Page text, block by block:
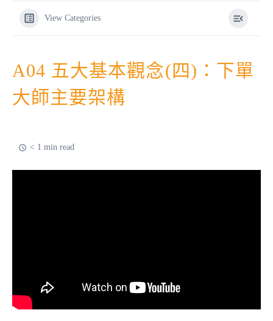
View Categories
A04 五大基本觀念(四)：下單
大師主要架構
< 1 min read